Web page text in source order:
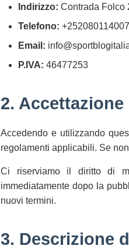
Indirizzo: Contrada Folco
Telefono: +252080114007
Email:
P.IVA: 46477253
2. Accettazione
Accedendo e utilizzando
regolamenti applicabili. Se
Ci riserviamo il diritto di
immediatamente dopo la
nuovi termini.
3. Descrizione